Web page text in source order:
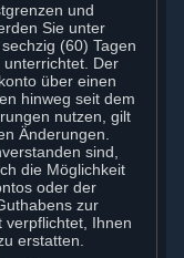
und
Sie unter
(60) Tagen
unterrichtet. Der
über einen
hinweg seit dem
nutzen, gilt
Änderungen.
sind,
die Möglichkeit
oder der
zur
verpflichtet, Ihnen
erstatten.